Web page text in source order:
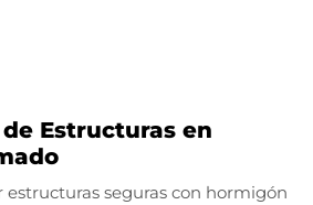
Estructuras en
seguras con hormigón